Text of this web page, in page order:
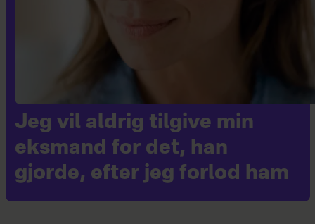
Jeg vil aldrig tilgive min
eksmand for det, han
gjorde, efter jeg forlod ham